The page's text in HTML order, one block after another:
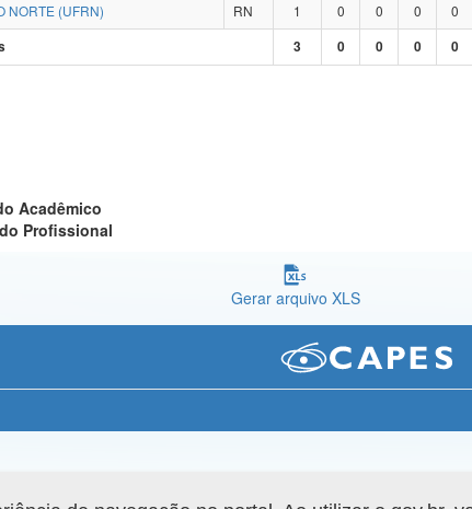
NORTE (UFRN)
RN 1 0 0 0 0
3 0 0 0 0
Acadêmico
Profissional
Gerar arquivo XLS